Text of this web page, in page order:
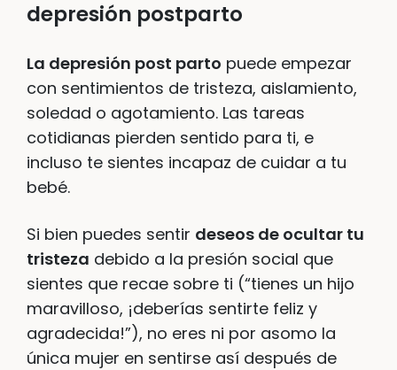
depresión postparto
La depresión post parto puede empezar
con sentimientos de tristeza, aislamiento,
soledad o agotamiento. Las tareas
cotidianas pierden sentido para ti, e
incluso te sientes incapaz de cuidar a tu
bebé.
Si bien puedes sentir deseos de ocultar tu
tristeza debido a la presión social que
sientes que recae sobre ti (“tienes un hijo
maravilloso, ¡deberías sentirte feliz y
agradecida!”), no eres ni por asomo la
única mujer en sentirse así después de